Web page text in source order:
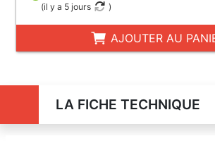
(il y a 5 jours )
AJOUTER AU
LA FICHE TECHNIQUE